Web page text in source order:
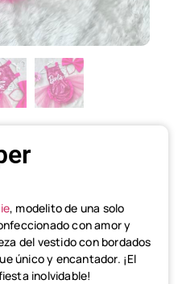
, modelito de una solo
con amor y
del vestido con bordados
único y encantador. ¡El
inolvidable!